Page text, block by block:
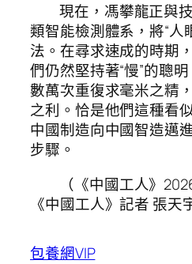
現在，馮攀龍正與
類智能檢測體系，將“人
法。在尋求速成的時期
們仍然堅持著“慢”的聰
數萬次重復求毫米之精
之利。恰是他們這種看
中國制造向中國智造邁
步驟。
（《中國工人》
《中國工人》記者 張天
包養網VIP